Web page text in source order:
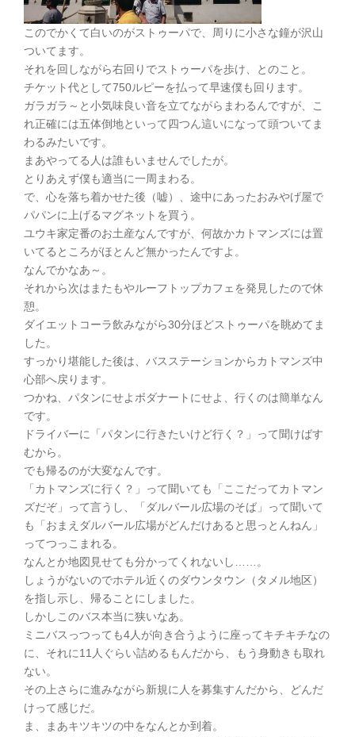
このでかくて白いのがストゥーパで、周りに小さな鐘が沢山
ついてます。
それを回しながら右回りでストゥーパを歩け、とのこと。
チケット代として750ルピーを払って早速僕も回ります。
ガラガラ～と小気味良い音を立てながらまわるんですが、こ
れ正確には五体倒地といって四つん這いになって頭ついてま
わるみたいです。
まあやってる人は誰もいませんでしたが。
とりあえず僕も適当に一周まわる。
で、心を落ち着かせた後（嘘）、途中にあったおみやげ屋で
パパンに上げるマグネットを買う。
ユウキ家定番のお土産なんですが、何故かカトマンズには置
いてるところがほとんど無かったんですよ。
なんでかなあ～。
それから次はまたもやルーフトップカフェを発見したので休
憩。
ダイエットコーラ飲みながら30分ほどストゥーパを眺めてま
した。
すっかり堪能した後は、バスステーションからカトマンズ中
心部へ戻ります。
つかね、パタンにせよボダナートにせよ、行くのは簡単なん
です。
ドライバーに「パタンに行きたいけど行く？」って聞けばす
むから。
でも帰るのが大変なんです。
「カトマンズに行く？」って聞いても「ここだってカトマン
ズだぞ」って言うし、「ダルバール広場のそば」って聞いて
も「おまえダルバール広場がどんだけあると思っとんねん」
ってつっこまれる。
なんとか地図見せても分かってくれないし……。
しょうがないのでホテル近くのダウンタウン（タメル地区）
を指し示し、帰ることにしました。
しかしこのバス本当に狭いなあ。
ミニバスっつっても4人が向き合うように座ってキチキチなの
に、それに11人ぐらい詰めるもんだから、もう身動きも取れ
ない。
その上さらに進みながら新規に人を募集すんだから、どんだ
けって感じだ。
ま、まあキツキツの中をなんとか到着。